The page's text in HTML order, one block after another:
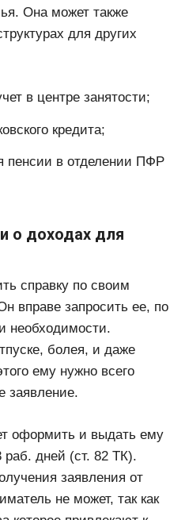
Она может также
для других
в центре занятости;
кредита;
пенсии в отделении ПФР
о доходах для
справку по своим
вправе запросить ее, по
необходимости.
болея, и даже
ему нужно всего
заявление.
оформить и выдать ему
раб. дней (ст. 82 ТК).
заявления от
не может, так как